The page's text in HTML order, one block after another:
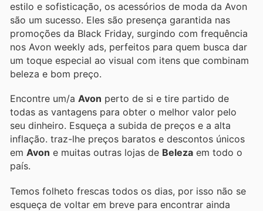
estilo e sofisticação, os acessórios de moda da Avon
são um sucesso. Eles são presença garantida nas
promoções da Black Friday, surgindo com frequência
nos Avon weekly ads, perfeitos para quem busca dar
um toque especial ao visual com itens que combinam
beleza e bom preço.
Encontre um/a Avon perto de si e tire partido de
todas as vantagens para obter o melhor valor pelo
seu dinheiro. Esqueça a subida de preços e a alta
inflação. traz-lhe preços baratos e descontos únicos
em Avon e muitas outras lojas de Beleza em todo o
país.
Temos folheto frescas todos os dias, por isso não se
esqueça de voltar em breve para encontrar ainda